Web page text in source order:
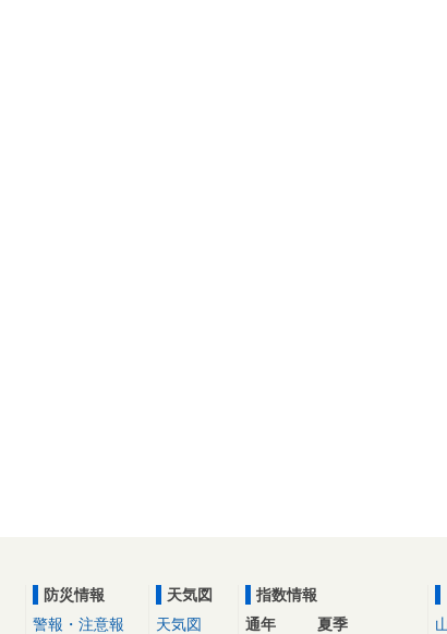
防災情報
警報・注意報
天気図
天気図
指数情報
通年
夏季